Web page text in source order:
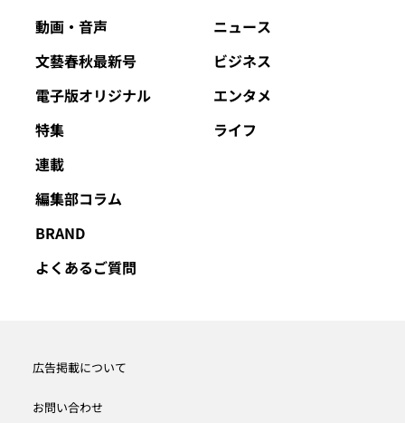
動画・音声
文藝春秋最新号
電子版オリジナル
特集
連載
編集部コラム
BRAND
よくあるご質問
ニュース
ビジネス
エンタメ
ライフ
広告掲載について
お問い合わせ